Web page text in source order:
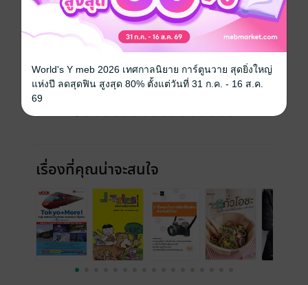
ฉบับย้อนหลัง ดูทั้งหมด
เรื่องที่คุณน่าจะสนใจ
World's Y meb 2026 เทศกาลนิยาย การ์ตูนวาย สุดยิ่งใหญ่
แห่งปี ลดสุดฟิน สูงสุด 80% ตั้งแต่วันที่ 31 ก.ค. - 16 ส.ค.
69